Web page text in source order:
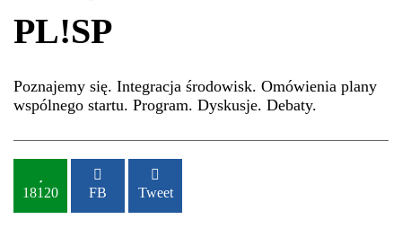
PL!SP
Poznajemy się. Integracja środowisk. Omówienia plany
wspólnego startu. Program. Dyskusje. Debaty.
18120 FB Tweet